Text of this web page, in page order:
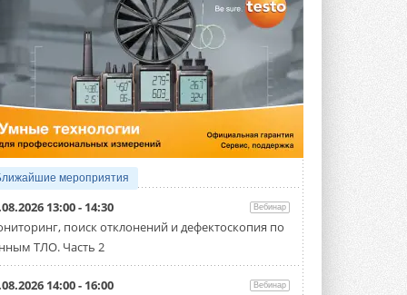
Китайская Shenling представила
линейку тепловых насосов
«воздух-вода» на R290
Серия ThermaX R290 All-In-One
включает три модели ...
4 АВГУСТА 2026
Тепловые насосы в связке с
солнечной генерацией и
накопителем снижают
потребление на 60%
Исследователи из Италии установили ...
4 АВГУСТА 2026
«РУСКЛИМАТ Fest 2026» в Уфе
собрал свыше 700 профи
климатической отрасли
Организатором выступил торгово-
производственный холдинг ...
мероприятия
13:00 - 14:30 Вебинар
поиск отклонений и дефектоскопия по
ТЛО. Часть 2
14:00 - 16:00 Вебинар